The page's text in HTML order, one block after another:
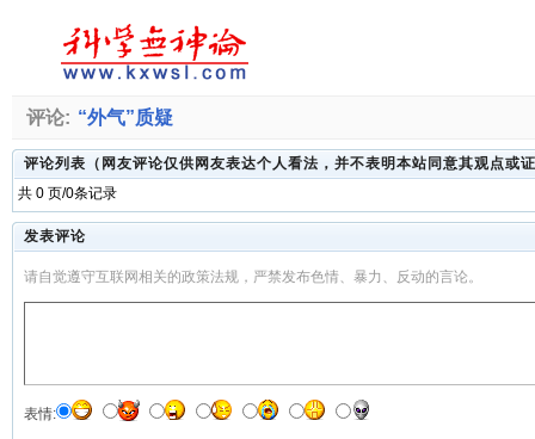
评论: “外气”质疑
评论列表（网友评论仅供网友表达个人看法，并不表明本站同意其观点或
共 0 页/0条记录
发表评论
请自觉遵守互联网相关的政策法规，严禁发布色情、暴力、反动的言论。
表情: